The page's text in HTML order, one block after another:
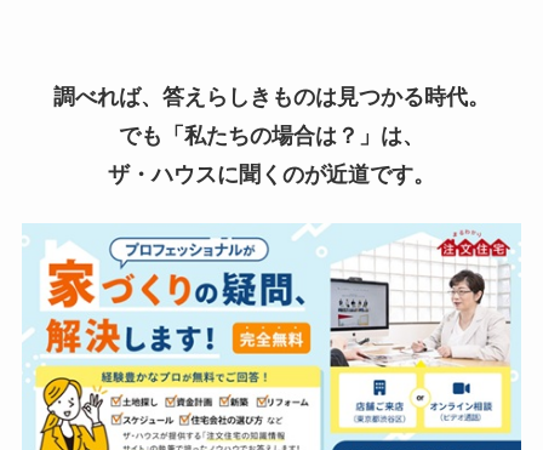
調べれば、答えらしきものは見つかる時代。
でも「私たちの場合は？」は、
ザ・ハウスに聞くのが近道です。